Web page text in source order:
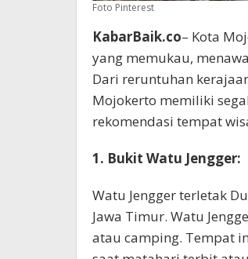
Foto Pinterest
KabarBaik.co– Kota
yang memukau,
Dari reruntuhan
Mojokerto memiliki
rekomendasi tempat
1. Bukit Watu Jengger:
Watu Jengger terletak
Jawa Timur. Watu
atau camping. Tempat